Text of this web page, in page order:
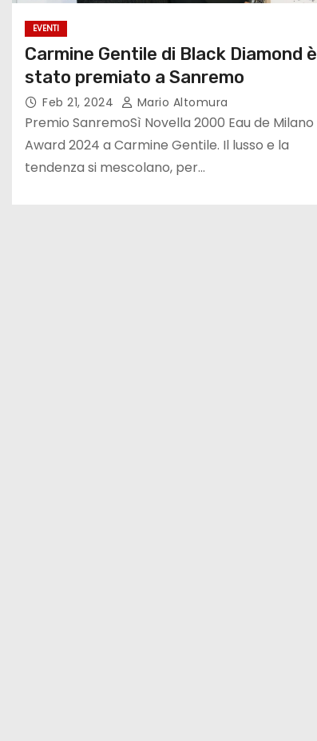
EVENTI
Carmine Gentile di Black Diamond è
stato premiato a Sanremo
Feb 21, 2024 Mario Altomura
Premio SanremoSì Novella 2000 Eau de Milano
Award 2024 a Carmine Gentile. Il lusso e la
tendenza si mescolano, per…